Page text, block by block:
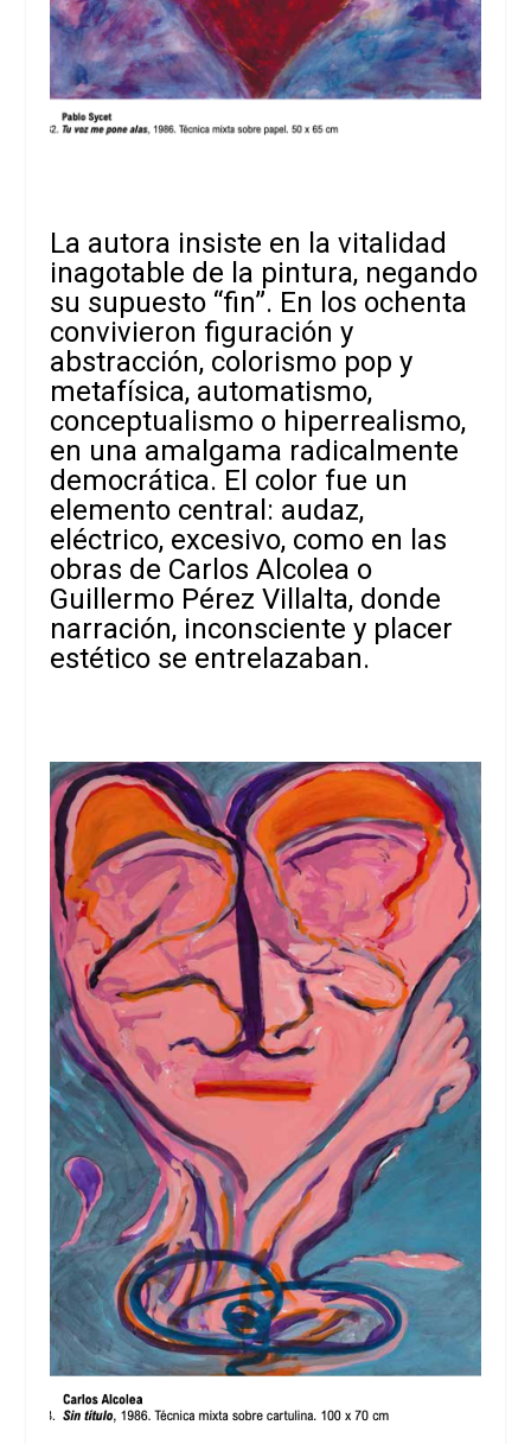
La autora insiste en la vitalidad
inagotable de la pintura, negando
su supuesto “fin”. En los ochenta
convivieron figuración y
abstracción, colorismo pop y
metafísica, automatismo,
conceptualismo o hiperrealismo,
en una amalgama radicalmente
democrática. El color fue un
elemento central: audaz,
eléctrico, excesivo, como en las
obras de Carlos Alcolea o
Guillermo Pérez Villalta, donde
narración, inconsciente y placer
estético se entrelazaban.